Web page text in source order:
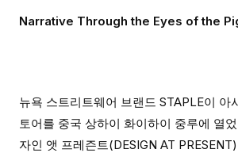
Narrative Through the Eyes of the
뉴욕 스트리트웨어 브랜드 STAPLE이 아
토어를 중국 상하이 화이하이 중루에 열
자인 앳 프레즌트(DESIGN AT